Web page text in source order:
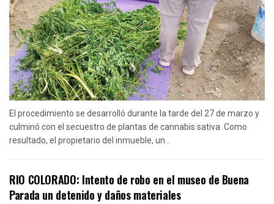
El procedimiento se desarrolló durante la tarde del 27 de marzo y
culminó con el secuestro de plantas de cannabis sativa. Como
resultado, el propietario del inmueble, un...
RIO COLORADO: Intento de robo en el museo de Buena
Parada un detenido y daños materiales